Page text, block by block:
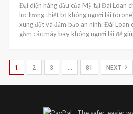
Đại diện hàng đầu của Mỹ tại Đài Loan
lực lượng thiết bị không người lái
xung đột và đảm bảo an ninh. Đài Loan
gồm các máy bay không người lái để
1 2 3 … 81 NEXT